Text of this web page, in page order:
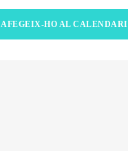
AFEGEIX-HO AL CALENDARI